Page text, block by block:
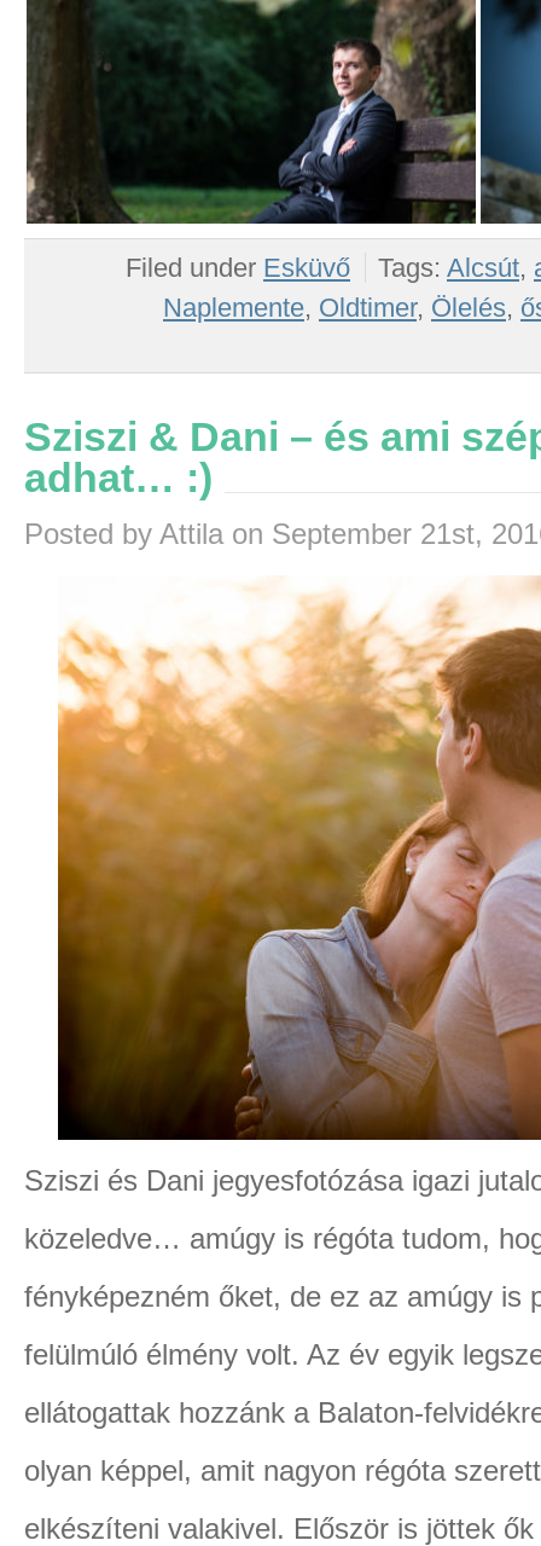
Filed under Esküvő Tags: Alcsút,
Naplemente, Oldtimer, Ölelés,
Sziszi & Dani – és ami
adhat… :)
Posted by Attila on September 21st,
Sziszi és Dani jegyesfotózása igazi
közeledve… amúgy is régóta tudom,
fényképezném őket, de ez az amúgy is
felülmúló élmény volt. Az év egyik
ellátogattak hozzánk a Balaton-
olyan képpel, amit nagyon régóta
elkészíteni valakivel. Először is jöttek